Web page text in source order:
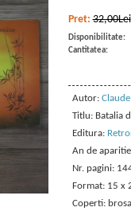
Pret:32,00Lei
Disponibilitate:
Cantitatea:
Autor:
Titlu: Batalia
Editura:
An de
Nr. pagini:
Format: 15 x
Coperti: